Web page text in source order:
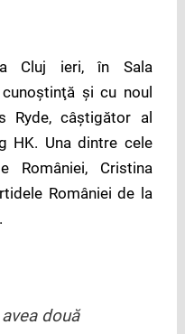
Cluj ieri, în Sala
şi cu noul
Ryde, câştigător al
HK. Una dintre cele
României, Cristina
României de la
două